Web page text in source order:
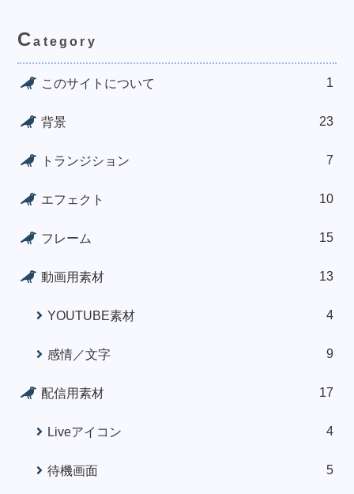
Category
このサイトについて 1
背景 23
トランジション 7
エフェクト 10
フレーム 15
動画用素材 13
YOUTUBE素材 4
感情／文字 9
配信用素材 17
Liveアイコン 4
待機画面 5